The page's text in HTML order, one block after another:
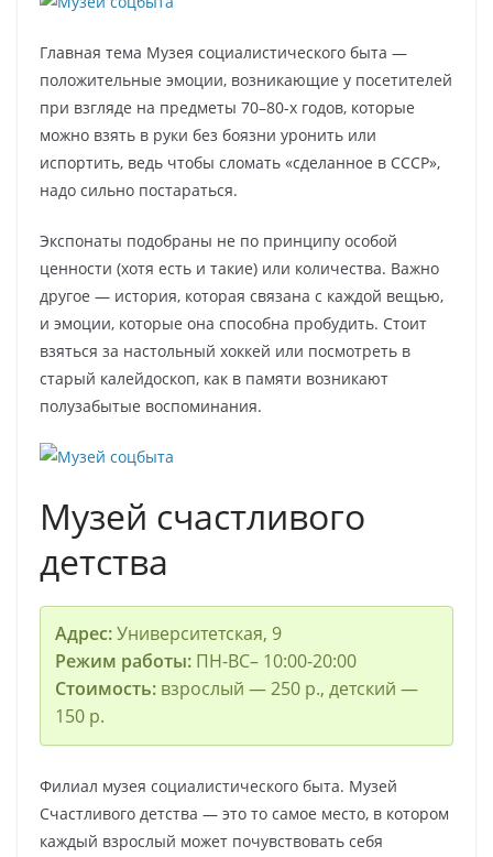
Главная тема Музея социалистического быта —
положительные эмоции, возникающие у посетителей
при взгляде на предметы 70–80-х годов, которые
можно взять в руки без боязни уронить или
испортить, ведь чтобы сломать «сделанное в СССР»,
надо сильно постараться.
Экспонаты подобраны не по принципу особой
ценности (хотя есть и такие) или количества. Важно
другое — история, которая связана с каждой вещью,
и эмоции, которые она способна пробудить. Стоит
взяться за настольный хоккей или посмотреть в
старый калейдоскоп, как в памяти возникают
полузабытые воспоминания.
Музей счастливого
детства
Адрес:Университетская, 9
Режим работы:ПН-ВС– 10:00-20:00
Стоимость:взрослый — 250 р., детский —
150 р.
Филиал музея социалистического быта. Музей
Счастливого детства — это то самое место, в котором
каждый взрослый может почувствовать себя